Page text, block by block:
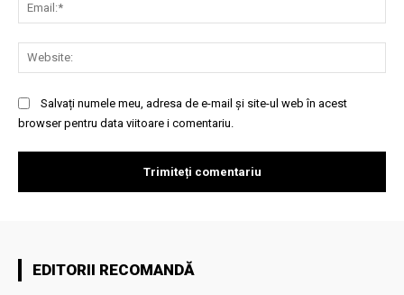
Salvați numele meu, adresa de e-mail și site-ul web în acest
browser pentru data viitoare i comentariu.
EDITORII RECOMANDĂ